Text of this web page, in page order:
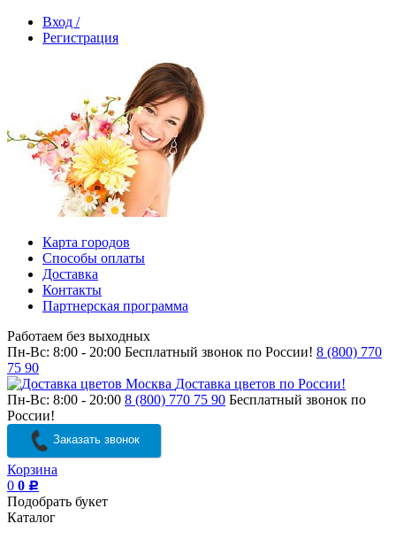
Вход /
Регистрация
Карта городов
Способы оплаты
Доставка
Контакты
Партнерская программа
Работаем без выходных
Пн-Вс: 8:00 - 20:00 Бесплатный звонок по России! 8 (800) 770
75 90
Доставка цветов по России!
Пн-Вс: 8:00 - 20:00 8 (800) 770 75 90 Бесплатный звонок по
России!
Заказать звонок
Корзина
0 0 Р
Подобрать букет
Каталог